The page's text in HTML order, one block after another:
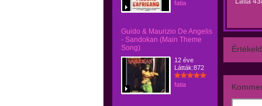
fatia
Guido & Maurizio De Angelis
- Sandokan (Main Theme
Song)
12 éve
Látták:872
fatia